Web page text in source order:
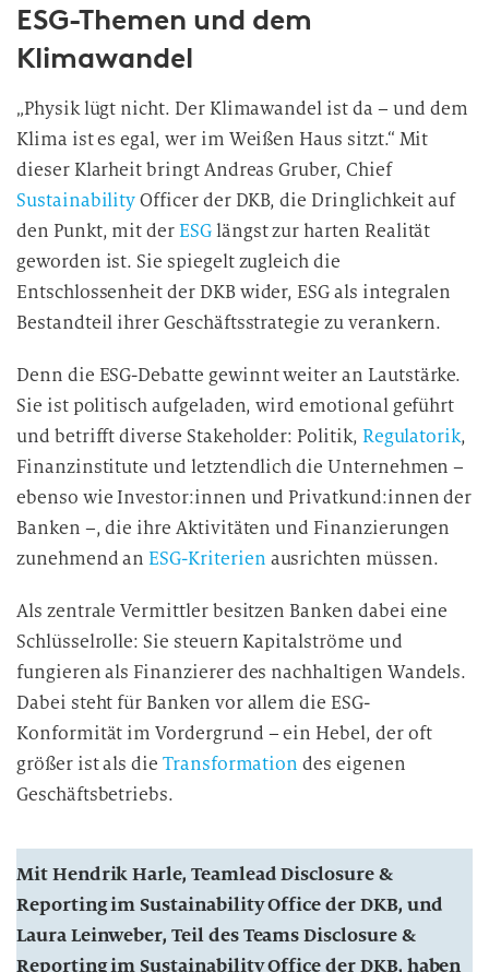
ESG-Themen und dem
Klimawandel
„Physik lügt nicht. Der Klimawandel ist da – und dem
Klima ist es egal, wer im Weißen Haus sitzt.“ Mit
dieser Klarheit bringt Andreas Gruber, Chief
SustainabilityOfficer der DKB, die Dringlichkeit auf
den Punkt, mit derESGlängst zur harten Realität
geworden ist. Sie spiegelt zugleich die
Entschlossenheit der DKB wider, ESG als integralen
Bestandteil ihrer Geschäftsstrategie zu verankern.
Denn die ESG-Debatte gewinnt weiter an Lautstärke.
Sie ist politisch aufgeladen, wird emotional geführt
und betrifft diverse Stakeholder: Politik, Regulatorik,
Finanzinstitute und letztendlich die Unternehmen –
ebenso wie Investor:innen und Privatkund:innen der
Banken –, die ihre Aktivitäten und Finanzierungen
zunehmend anESG-Kriterien ausrichten müssen.
Als zentrale Vermittler besitzen Banken dabei eine
Schlüsselrolle: Sie steuern Kapitalströme und
fungieren als Finanzierer des nachhaltigen Wandels.
Dabei steht für Banken vor allem die ESG-
Konformität im Vordergrund – ein Hebel, der oft
größer ist als die Transformation des eigenen
Geschäftsbetriebs.
Mit Hendrik Harle, Teamlead Disclosure &
Reporting im Sustainability Office der DKB, und
Laura Leinweber, Teil des Teams Disclosure &
Reporting im Sustainability Office der DKB, haben